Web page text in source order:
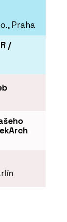
Praha
/